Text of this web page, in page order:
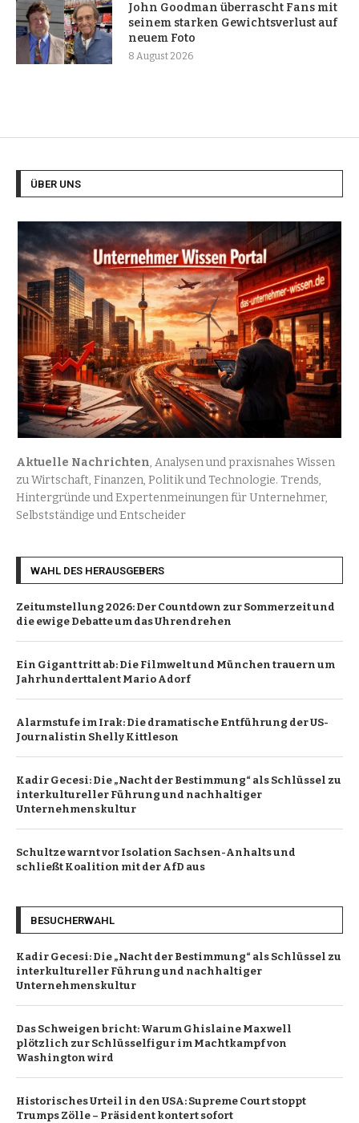
John Goodman überrascht Fans mit
seinem starken Gewichtsverlust auf
neuem Foto
8 August 2026
ÜBER UNS
Aktuelle Nachrichten, Analysen und praxisnahes Wissen
zu Wirtschaft, Finanzen, Politik und Technologie. Trends,
Hintergründe und Expertenmeinungen für Unternehmer,
Selbstständige und Entscheider
WAHL DES HERAUSGEBERS
Zeitumstellung 2026: Der Countdown zur Sommerzeit und
die ewige Debatte um das Uhrendrehen
Ein Gigant tritt ab: Die Filmwelt und München trauern um
Jahrhunderttalent Mario Adorf
Alarmstufe im Irak: Die dramatische Entführung der US-
Journalistin Shelly Kittleson
Kadir Gecesi: Die „Nacht der Bestimmung“ als Schlüssel zu
interkultureller Führung und nachhaltiger
Unternehmenskultur
Schultze warnt vor Isolation Sachsen-Anhalts und
schließt Koalition mit der AfD aus
BESUCHERWAHL
Kadir Gecesi: Die „Nacht der Bestimmung“ als Schlüssel zu
interkultureller Führung und nachhaltiger
Unternehmenskultur
Das Schweigen bricht: Warum Ghislaine Maxwell
plötzlich zur Schlüsselfigur im Machtkampf von
Washington wird
Historisches Urteil in den USA: Supreme Court stoppt
Trumps Zölle – Präsident kontert sofort